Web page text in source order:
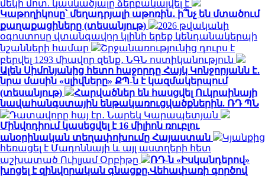
մեկի մոտ. կասկածյալը ձերբակալվել է
Կաթողիկոսը՝ մեղադրյալի աթոռին․ ի՞նչ են մտածում
քաղաքացիները (տեսանյութ)
2026 թվականի
օգոստոսը վտանգավոր կլինի երեք կենդանակերպի
նշանների համար
Շրջանառությունից դուրս է
բերվել 1293 միավոր զենք․ ՆԳՆ ոստիկանություն
Ալեն Սիմոնյանից հետո հաջորդը Հայկ Կոնջորյանն է․
նրա մասին «սլիվները» ՔՊ-ն է կազմակերպում
(տեսանյութ)
Հարվածներ են հասցվել Ուկրաինայի
նավահանգստային ենթակառուցվածքներին. ՌԴ ՊՆ
Դատավորը հայ էր․ Նարեկ Կարապետյան
Մինվոդիում կասեցվել է 16 միլիոն ռուբլու
անօրինական տեղափոխումը Հայաստան
Կյանքից
հեռացել է Մադոննայի և այլ աստղերի հետ
աշխատած Ուիլյամ Օրբիթը
ՌԴ-ն «Իսկանդերով»
խոցել է զինվորական գնացքը.Վեհափառի գործով